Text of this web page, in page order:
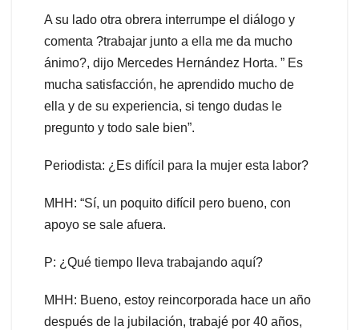
A su lado otra obrera interrumpe el diálogo y
comenta ?trabajar junto a ella me da mucho
ánimo?, dijo Mercedes Hernández Horta. ” Es
mucha satisfacción, he aprendido mucho de
ella y de su experiencia, si tengo dudas le
pregunto y todo sale bien”.
Periodista: ¿Es difícil para la mujer esta labor?
MHH: “Sí, un poquito difícil pero bueno, con
apoyo se sale afuera.
P: ¿Qué tiempo lleva trabajando aquí?
MHH: Bueno, estoy reincorporada hace un año
después de la jubilación, trabajé por 40 años,